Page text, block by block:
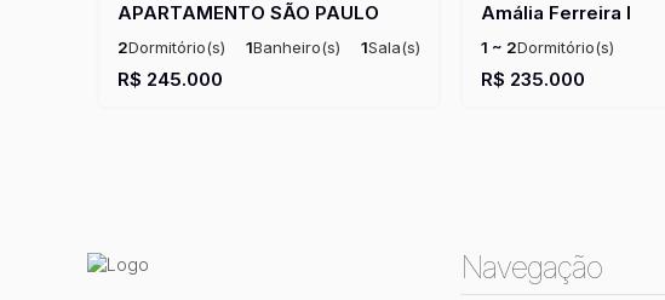
APARTAMENTO SÃO PAULO
R$ 245.000
2Dormitório(s) 1Banheiro(s) 1Sala(s)
1Suíte(s)
Amália Ferreira I
R$ 235.000
1 ~ 2Dormitório(s)
Privativo: 30 ~ 50m²
Útil: 30 ~ 50m²
Navegação